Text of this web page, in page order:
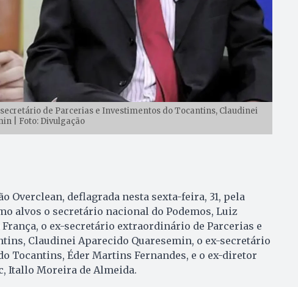
de Parcerias e Investimentos do Tocantins, Claudinei
| Foto: Divulgação
Overclean, deflagrada nesta sexta-feira, 31, pela
alvos o secretário nacional do Podemos, Luiz
França, o ex-secretário extraordinário de Parcerias e
Claudinei Aparecido Quaresemin, o ex-secretário
Tocantins, Éder Martins Fernandes, e o ex-diretor
Itallo Moreira de Almeida.